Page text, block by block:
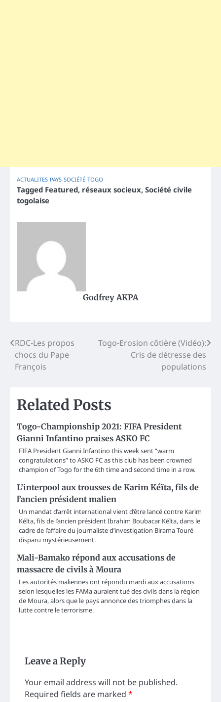
ACTUALITES PAYS SOCIÉTÉ TOGO
Tagged Featured, réseaux socieux, Société civile
togolaise
Godfrey AKPA
Post
navigation
RDC-Les propos
chocs du Pape
François
Togo-Erosion côtière (Vidéo):
Cris de détresse des
populations
Related Posts
Togo-Championship 2021: FIFA President
Gianni Infantino praises ASKO FC
FIFA President Gianni Infantino this week sent “warm
congratulations” to ASKO FC as this club has been crowned
champion of Togo for the 6th time and second time in a row.
L’interpool aux trousses de Karim Kéïta, fils de
l’ancien président malien
Un mandat d’arrêt international vient d’être lancé contre Karim
Kéïta, fils de l’ancien président Ibrahim Boubacar Kéïta, dans le
cadre de l’affaire du journaliste d’investigation Birama Touré
disparu mystérieusement.
Mali-Bamako répond aux accusations de
massacre de civils à Moura
Les autorités maliennes ont répondu mardi aux accusations
selon lesquelles les FAMa auraient tué des civils dans la région
de Moura, alors que le pays annonce des triomphes dans la
lutte contre le terrorisme.
Leave a Reply
Your email address will not be published.
Required fields are marked *